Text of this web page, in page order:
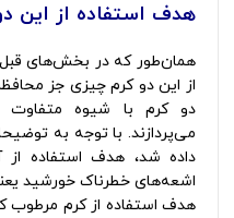
هدف استفاده از این
همان‌طور که در بخش‌های
از این دو کرم چیزی جز
دو کرم با شیوه
می‌پردازند. با توجه به
داده ‌شد، هدف استفاده از
اشعه‌های خطرناک خورشید
هدف استفاده از کرم مرطوب